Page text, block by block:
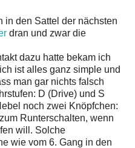
in den Sattel der nächsten
dran und zwar die
dazu hatte bekam ich
ist alles ganz simple und
man gar nichts falsch
D (Drive) und S
noch zwei Knöpfchen:
Runterschalten, wenn
will. Solche
wie vom 6. Gang in den